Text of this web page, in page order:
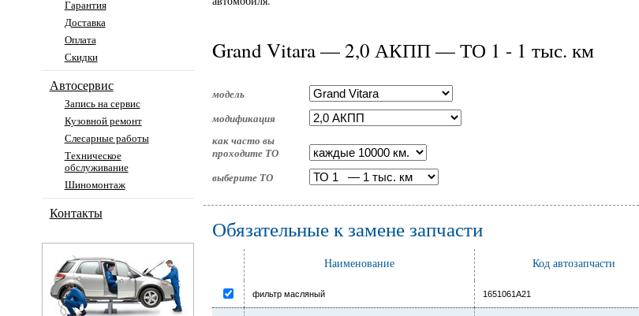
Гарантия
Доставка
Оплата
Скидки
Автосервис
Запись на сервис
Кузовной ремонт
Слесарные работы
Техническое
обслуживание
Шиномонтаж
Контакты
Grand Vitara — 2,0 АКПП — ТО 1 - 1 тыс. км
модель
модификация
как часто вы
проходите ТО
выберите ТО
Обязательные к замене запчасти
Наименование Код автозапчасти
фильтр масляный 1651061A21